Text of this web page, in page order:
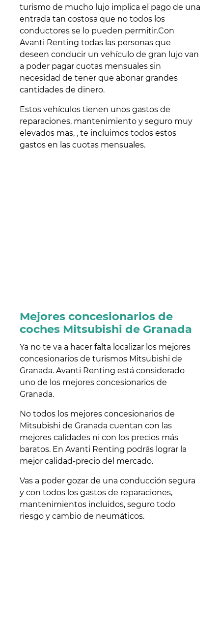
turismo de mucho lujo implica el pago de una
entrada tan costosa que no todos los
conductores se lo pueden permitir.Con
Avanti Renting todas las personas que
deseen conducir un vehículo de gran lujo van
a poder pagar cuotas mensuales sin
necesidad de tener que abonar grandes
cantidades de dinero.
Estos vehículos tienen unos gastos de
reparaciones, mantenimiento y seguro muy
elevados mas, , te incluimos todos estos
gastos en las cuotas mensuales.
Mejores concesionarios de
coches Mitsubishi de Granada
Ya no te va a hacer falta localizar los mejores
concesionarios de turismos Mitsubishi de
Granada. Avanti Renting está considerado
uno de los mejores concesionarios de
Granada.
No todos los mejores concesionarios de
Mitsubishi de Granada cuentan con las
mejores calidades ni con los precios más
baratos. En Avanti Renting podrás lograr la
mejor calidad-precio del mercado.
Vas a poder gozar de una conducción segura
y con todos los gastos de reparaciones,
mantenimientos incluidos, seguro todo
riesgo y cambio de neumáticos.